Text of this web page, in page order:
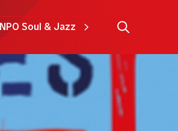
NPO Soul & Jazz